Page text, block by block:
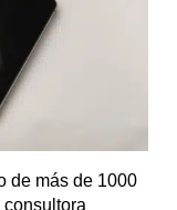
de más de 1000